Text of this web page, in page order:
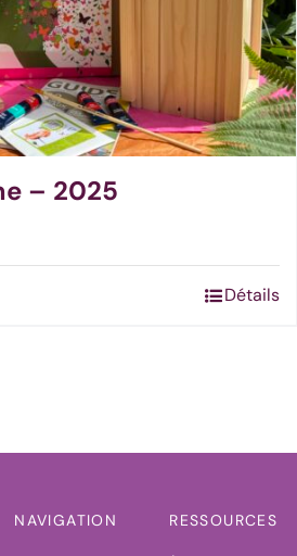
– 2025
Détails
NAVIGATION RESSOURCES